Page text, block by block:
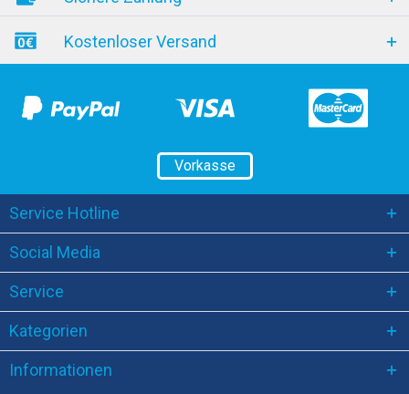
Kostenloser Versand
Vorkasse
Service Hotline
Social Media
Service
Kategorien
Informationen